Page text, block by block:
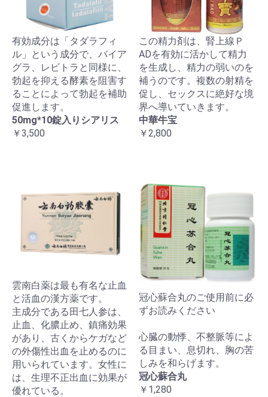
有効成分は「タダラフィ
ル」という成分で、バイア
グラ、レビトラと同様に、
勃起を抑える酵素を阻害す
ることによって勃起を補助
促進します。
50mg*10錠入りシアリス
￥3,500
この精力剤は、腎上線Ｐ
ADを有効に活かして精力
を生成し、精力の弱いのを
補うのです。複数の射精を
促し、セックスに絶好な境
界へ導いていきます。
中華牛宝
￥2,800
雲南白薬は最も有名な止血
と活血の漢方薬です。
主成分である田七人参は、
止血、化膿止め、鎮痛効果
があり、古くからケガなど
の外傷性出血を止めるのに
用いられています。女性に
は、生理不正出血に効果が
優れている。
冠心蘇合丸のご使用前に必
ずお読みください
心臓の動悸、不整脈等によ
る目まい、息切れ、胸の苦
しみを和らげます。
冠心蘇合丸
￥1,280